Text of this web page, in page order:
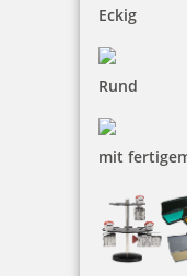
Eckig
Rund
mit